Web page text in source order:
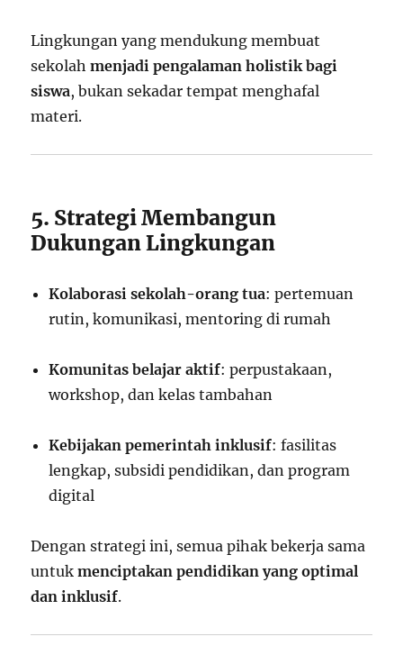
Lingkungan yang mendukung membuat
sekolahmenjadi pengalaman holistik bagi
siswa, bukan sekadar tempat menghafal
materi.
5. Strategi Membangun
Dukungan Lingkungan
Kolaborasi sekolah-orang tua: pertemuan
rutin, komunikasi, mentoring di rumah
Komunitas belajar aktif: perpustakaan,
workshop, dan kelas tambahan
Kebijakan pemerintah inklusif: fasilitas
lengkap, subsidi pendidikan, dan program
digital
Dengan strategi ini, semua pihak bekerja sama
untukmenciptakan pendidikan yang optimal
dan inklusif.